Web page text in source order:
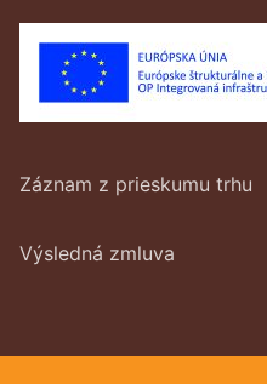
Záznam z prieskumu trhu
Výsledná zmluva